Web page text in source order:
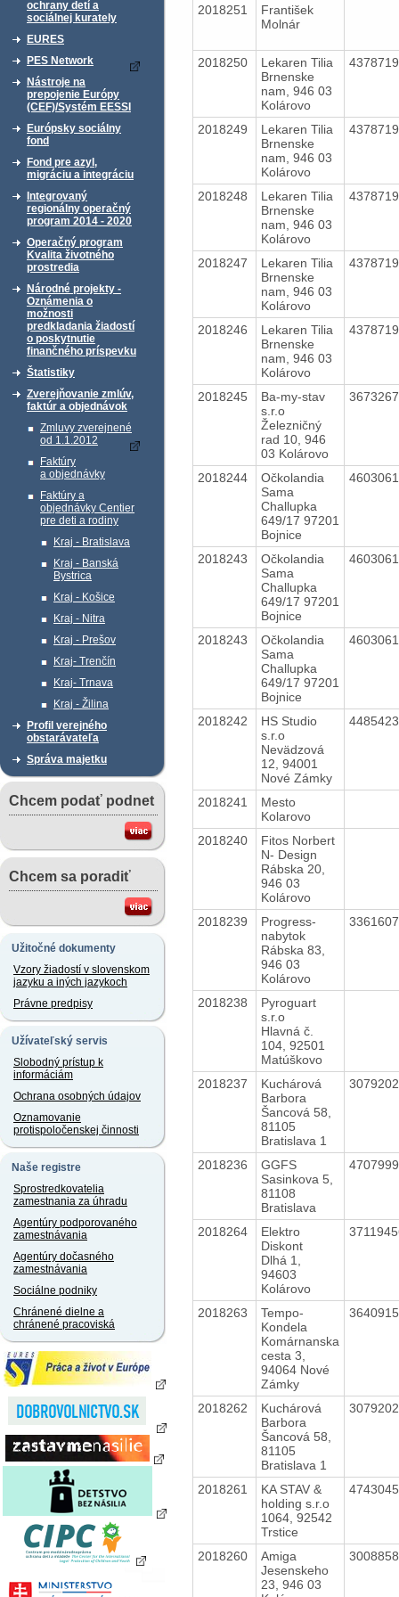
ochrany detí a
sociálnej kurately
EURES
PES Network
Nástroje na
prepojenie Európy
(CEF)/Systém EESSI
Európsky sociálny
fond
Fond pre azyl,
migráciu a integráciu
Integrovaný
regionálny operačný
program 2014 - 2020
Operačný program
Kvalita životného
prostredia
Národné projekty -
Oznámenia o
možnosti
predkladania žiadostí
o poskytnutie
finančného príspevku
Štatistiky
Zverejňovanie zmlúv,
faktúr a objednávok
Zmluvy zverejnené
od 1.1.2012
Faktúry
a objednávky
Faktúry a
objednávky Centier
pre deti a rodiny
Kraj - Bratislava
Kraj - Banská
Bystrica
Kraj - Košice
Kraj - Nitra
Kraj - Prešov
Kraj- Trenčín
Kraj- Trnava
Kraj - Žilina
Profil verejného
obstarávateľa
Správa majetku
Chcem podať podnet
Chcem sa poradiť
Užitočné dokumenty
Vzory žiadostí v slovenskom
jazyku a iných jazykoch
Právne predpisy
Užívateľský servis
Slobodný prístup k
informáciám
Ochrana osobných údajov
Oznamovanie
protispoločenskej činnosti
Naše registre
Sprostredkovatelia
zamestnania za úhradu
Agentúry podporovaného
zamestnávania
Agentúry dočasného
zamestnávania
Sociálne podniky
Chránené dielne a
chránené pracoviská
2018251
František
Molnár
2018250
Lekaren Tilia
Brnenske
nam, 946 03
Kolárovo
2018249
Lekaren Tilia
Brnenske
nam, 946 03
Kolárovo
2018248
Lekaren Tilia
Brnenske
nam, 946 03
Kolárovo
2018247
Lekaren Tilia
Brnenske
nam, 946 03
Kolárovo
2018246
Lekaren Tilia
Brnenske
nam, 946 03
Kolárovo
2018245
Ba-my-stav
s.r.o
Železničný
rad 10, 946
03 Kolárovo
2018244
Očkolandia
Sama
Challupka
649/17 97201
Bojnice
2018243
Očkolandia
Sama
Challupka
649/17 97201
Bojnice
2018243
Očkolandia
Sama
Challupka
649/17 97201
Bojnice
2018242
HS Studio
s.r.o
Nevädzová
12, 94001
Nové Zámky
2018241
Mesto
Kolarovo
2018240
Fitos Norbert
N- Design
Rábska 20,
946 03
Kolárovo
2018239
Progress-
nabytok
Rábska 83,
946 03
Kolárovo
2018238
Pyroguart
s.r.o
Hlavná č.
104, 92501
Matúškovo
2018237
Kuchárová
Barbora
Šancová 58,
81105
Bratislava 1
2018236
GGFS
Sasinkova 5,
81108
Bratislava
2018264
Elektro
Diskont
Dlhá 1,
94603
Kolárovo
2018263
Tempo-
Kondela
Komárnanska
cesta 3,
94064 Nové
Zámky
2018262
Kuchárová
Barbora
Šancová 58,
81105
Bratislava 1
2018261
KA STAV &
holding s.r.o
1064, 92542
Trstice
2018260
Amiga
Jesenskeho
23, 946 03